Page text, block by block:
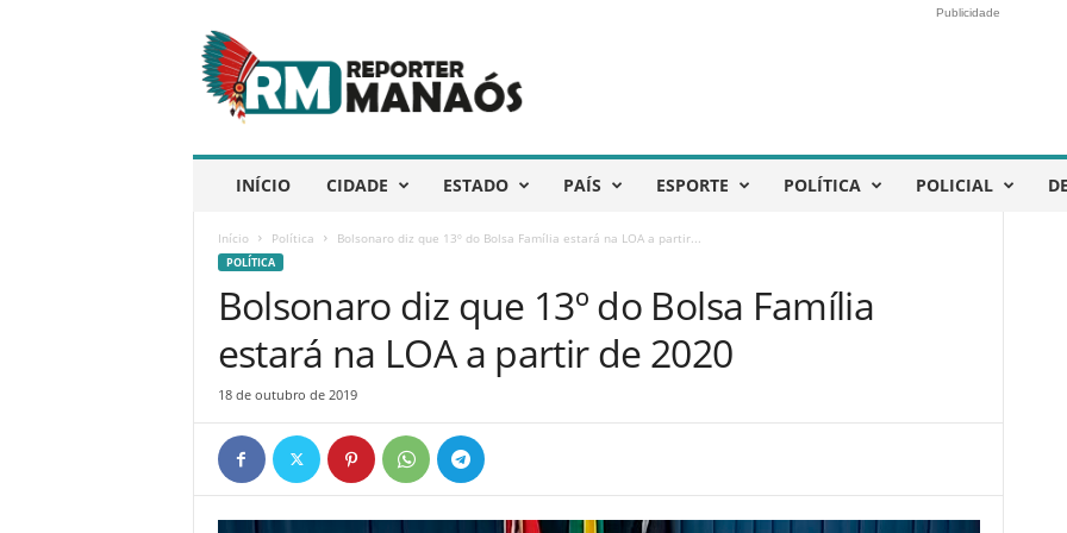
e
p
ó
Publicidade
INÍCIO CIDADE ESTADO PAÍS ESPORTE POLÍTICA POLICIAL
Início Política Bolsonaro diz que 13º do Bolsa Família estará na LOA a partir...
POLÍTICA
Bolsonaro diz que 13º do Bolsa Família
estará na LOA a partir de 2020
18 de outubro de 2019